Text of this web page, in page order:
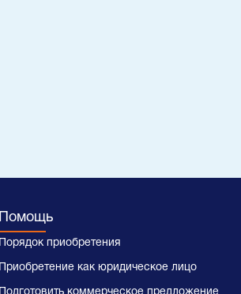
Помощь
Порядок приобретения
Приобретение как юридическое лицо